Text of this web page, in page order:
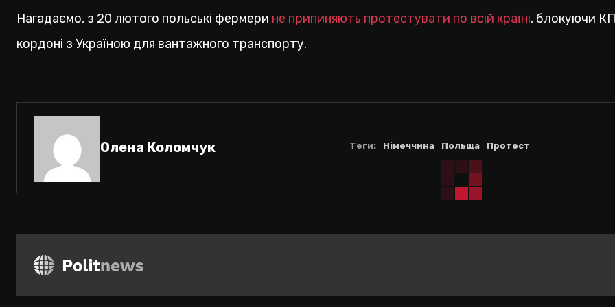
Нагадаємо, з 20 лютого польські фермери не припиняють протестувати по всій країні, блокуючи
кордоні з Україною для вантажного транспорту.
Олена Коломчук Теги: Німеччина Польща Протест